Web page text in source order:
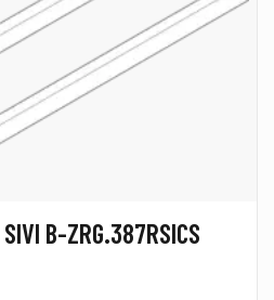
B-ZRG.387RSICS